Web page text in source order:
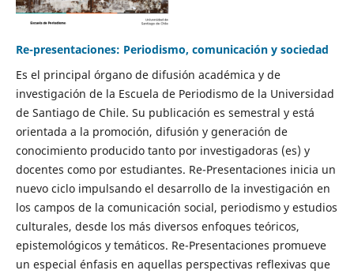
Re-presentaciones: Periodismo, comunicación y sociedad
Es el principal órgano de difusión académica y de
investigación de la Escuela de Periodismo de la Universidad
de Santiago de Chile. Su publicación es semestral y está
orientada a la promoción, difusión y generación de
conocimiento producido tanto por investigadoras (es) y
docentes como por estudiantes. Re-Presentaciones inicia un
nuevo ciclo impulsando el desarrollo de la investigación en
los campos de la comunicación social, periodismo y estudios
culturales, desde los más diversos enfoques teóricos,
epistemológicos y temáticos. Re-Presentaciones promueve
un especial énfasis en aquellas perspectivas reflexivas que